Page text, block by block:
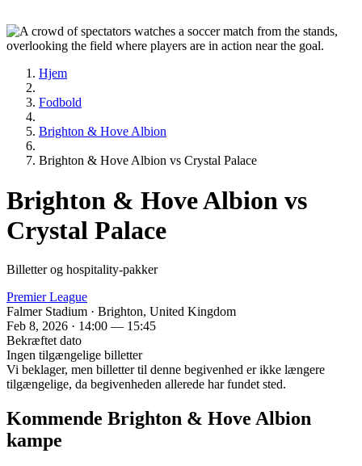
Hjem
Fodbold
Brighton & Hove Albion
Brighton & Hove Albion vs Crystal Palace
Brighton & Hove Albion vs
Crystal Palace
Billetter og hospitality-pakker
Premier League
Falmer Stadium · Brighton, United Kingdom
Feb 8, 2026 · 14:00 — 15:45
Bekræftet dato
Ingen tilgængelige billetter
Vi beklager, men billetter til denne begivenhed er ikke længere
tilgængelige, da begivenheden allerede har fundet sted.
Kommende Brighton & Hove Albion
kampe